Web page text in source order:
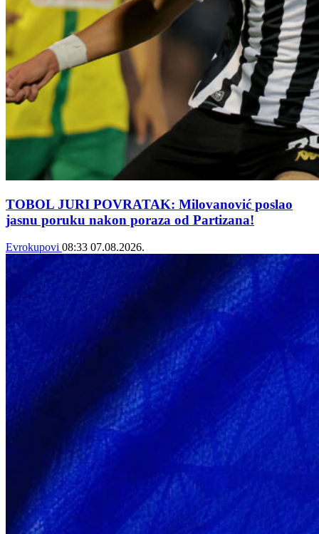
TOBOL JURI POVRATAK: Milovanović poslao
jasnu poruku nakon poraza od Partizana!
Evrokupovi 08:33 07.08.2026.